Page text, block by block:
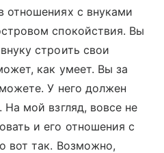
отношениях с внуками
спокойствия. Вы
строить свои
как умеет. Вы за
У него должен
мой взгляд, вовсе не
и его отношения с
вот так. Возможно,